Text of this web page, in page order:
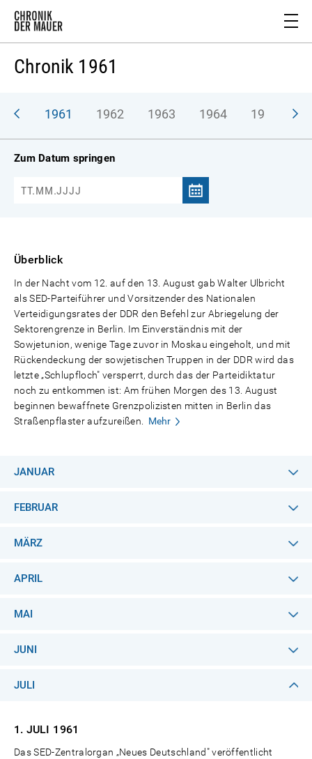
Chronik 1961
1961 1962 1963 1964 1965
Zum Datum springen
Überblick
In der Nacht vom 12. auf den 13. August gab Walter Ulbricht
als SED-Parteiführer und Vorsitzender des Nationalen
Verteidigungsrates der DDR den Befehl zur Abriegelung der
Sektorengrenze in Berlin. Im Einverständnis mit der
Sowjetunion, wenige Tage zuvor in Moskau eingeholt, und mit
Rückendeckung der sowjetischen Truppen in der DDR wird das
letzte „Schlupfloch" versperrt, durch das der Parteidiktatur
noch zu entkommen ist: Am frühen Morgen des 13. August
beginnen bewaffnete Grenzpolizisten mitten in Berlin das
Straßenpflaster aufzureißen.
Mehr
JANUAR
FEBRUAR
MÄRZ
APRIL
MAI
JUNI
JULI
1. JULI 1961
Das SED-Zentralorgan „Neues Deutschland" veröffentlicht